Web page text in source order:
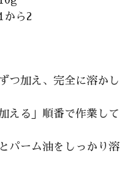
ら2
つ加え、完全に溶かし
える」順番で作業して
パーム油をしっかり溶